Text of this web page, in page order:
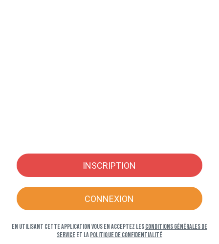
INSCRIPTION
CONNEXION
En utilisant cette application vous en acceptez lesConditions générales de
serviceet laPolitique de confidentialité